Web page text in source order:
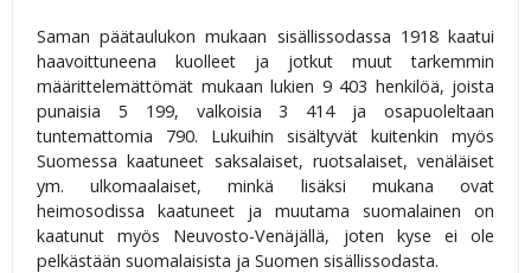
Saman päätaulukon mukaan sisällissodassa 1918 kaatui
haavoittuneena kuolleet ja jotkut muut tarkemmin
määrittelemättömät mukaan lukien 9 403 henkilöä, joista
punaisia 5 199, valkoisia 3 414 ja osapuoleltaan
tuntemattomia 790. Lukuihin sisältyvät kuitenkin myös
Suomessa kaatuneet saksalaiset, ruotsalaiset, venäläiset
ym. ulkomaalaiset, minkä lisäksi mukana ovat
heimosodissa kaatuneet ja muutama suomalainen on
kaatunut myös Neuvosto-Venäjällä, joten kyse ei ole
pelkästään suomalaisista ja Suomen sisällissodasta.